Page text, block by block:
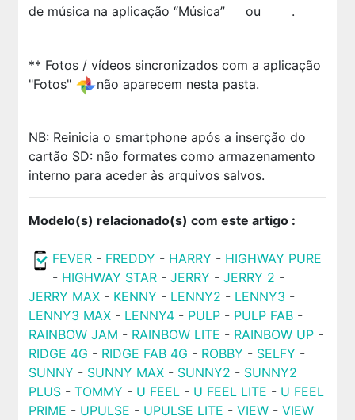
de música na aplicação “Música”
ou .
** Fotos / vídeos sincronizados com a aplicação
"Fotos"
não aparecem nesta pasta.
NB: Reinicia o smartphone após a inserção do
cartão SD: não formates como armazenamento
interno para aceder às arquivos salvos.
Modelo(s) relacionado(s) com este artigo :
FEVER - FREDDY - HARRY - HIGHWAY PURE
- HIGHWAY STAR - JERRY - JERRY 2 -
JERRY MAX- KENNY - LENNY2 - LENNY3 -
LENNY3 MAX- LENNY4- PULP - PULP FAB-
RAINBOW JAM - RAINBOW LITE - RAINBOW UP-
RIDGE 4G - RIDGE FAB 4G - ROBBY - SELFY -
SUNNY - SUNNY MAX- SUNNY2 - SUNNY2
PLUS- TOMMY - U FEEL- U FEEL LITE - U FEEL
PRIME - UPULSE - UPULSE LITE - VIEW- VIEW